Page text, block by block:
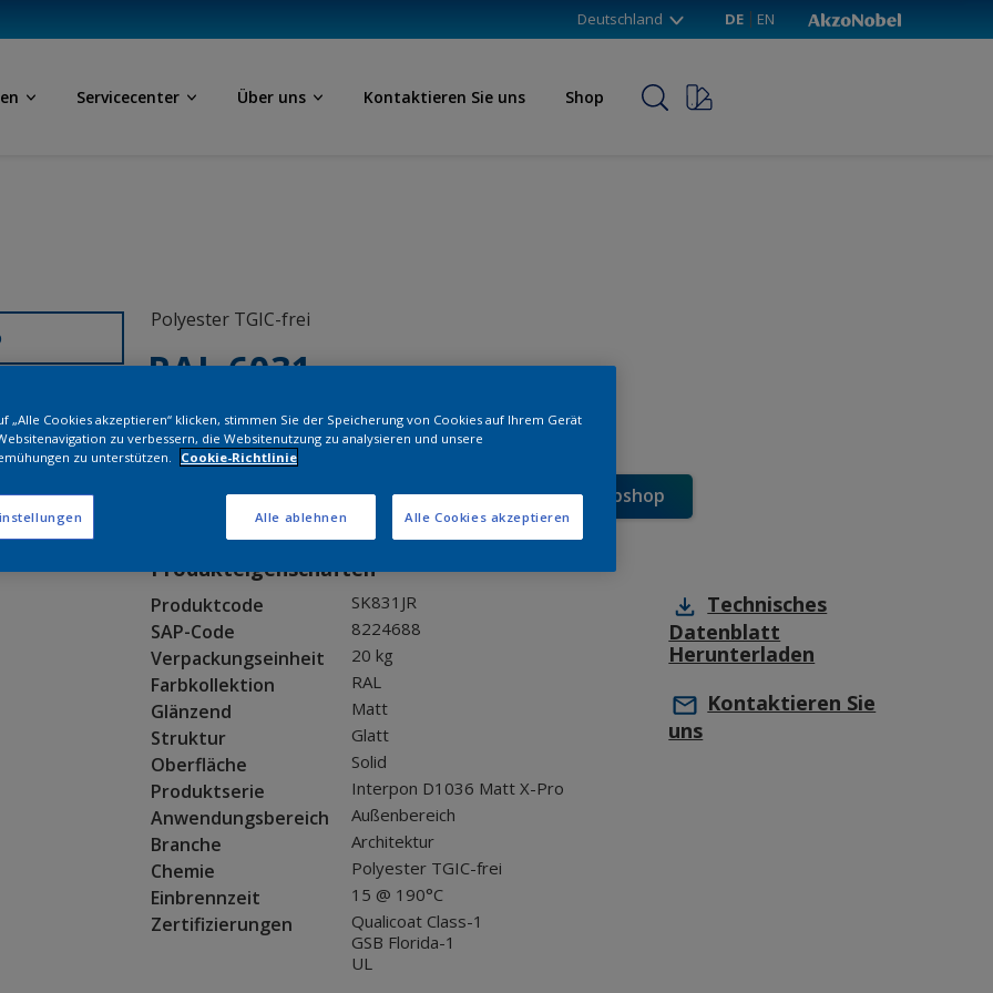
Deutschland DE EN
Servicecenter Über uns Kontaktieren Sie uns Shop
Polyester TGIC-frei
RAL 6031
SK831JR
Muster bestellen Bestellen Sie direkt im Webshop
Produkteigenschaften
Produktcode SK831JR
SAP-Code 8224688
Verpackungseinheit 20 kg
Farbkollektion RAL
Glänzend Matt
Struktur Glatt
Oberfläche Solid
Produktserie Interpon D1036 Matt X-Pro
Anwendungsbereich Außenbereich
Branche Architektur
Chemie Polyester TGIC-frei
Einbrennzeit 15 @ 190°C
Zertifizierungen
Qualicoat Class-1
GSB Florida-1
UL
Technisches
Datenblatt
Herunterladen
Kontaktieren Sie
uns
„Alle Cookies akzeptieren“ klicken, stimmen Sie der Speicherung von Cookies auf Ihrem Gerät
zu verbessern, die Websitenutzung zu analysieren und unsere
zu unterstützen.
Cookie-Richtlinie
Alle ablehnen Alle Cookies akzeptieren